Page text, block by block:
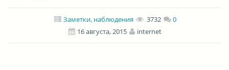
Заметки, наблюдения 3732
0
16 августа, 2015
internet